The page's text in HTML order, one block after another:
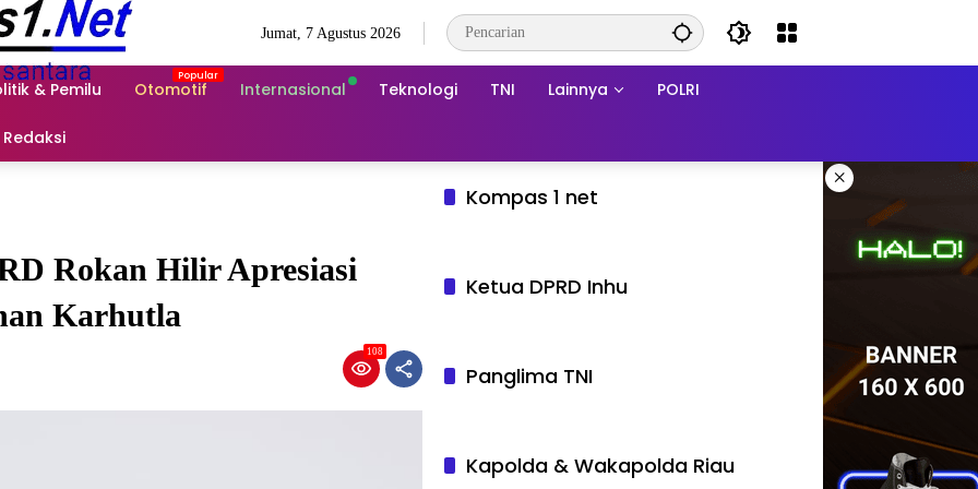
Jumat, 7 Agustus 2026
& Pemilu Otomotif Internasional Teknologi TNI Lainnya POLRI
Redaksi
×
Rokan Hilir Apresiasi
Karhutla
108
Kompas 1 net
Ketua DPRD Inhu
Panglima TNI
Kapolda & Wakapolda Riau